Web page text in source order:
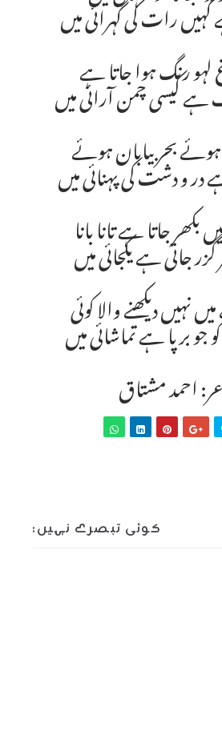
رات کی گہرائی میں
لہو رنگ ہوا جاتا ہے
کیسی چمن آرائی میں
بحر بیابان ہوئے
و دشت کی پہنائی میں
بکھر جاتا ہے تانا بانا
جاتی ہے یکجائی میں
نہیں دیکھنے والا کوئی
برپا ہے تماشائی میں
احمد مشتاق
کوئی تبصرے نہیں: